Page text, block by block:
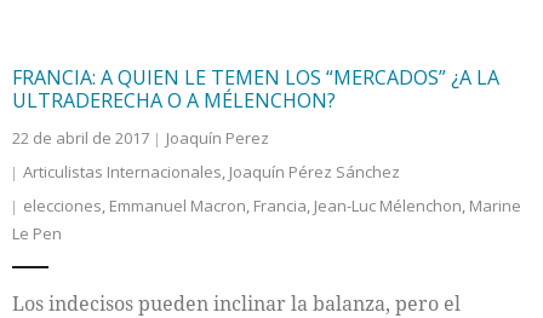
FRANCIA: A QUIEN LE TEMEN LOS “MERCADOS” ¿A LA
ULTRADERECHA O A MÉLENCHON?
22 de abril de 2017
Joaquín Perez
Articulistas Internacionales, Joaquín Pérez Sánchez
elecciones, Emmanuel Macron, Francia, Jean-Luc Mélenchon, Marine
Le Pen
Los indecisos pueden inclinar la balanza, pero el